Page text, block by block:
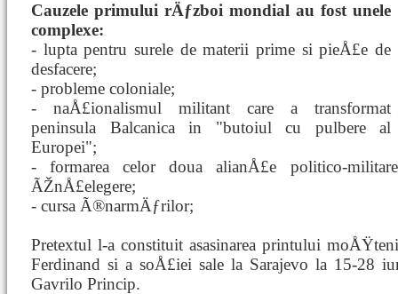
Cauzele primului rÄƒzboi mondial au fost unele
complexe:
- lupta pentru surele de materii prime si pieÅ£e de
desfacere;
- probleme coloniale;
- naÅ£ionalismul militant care a transformat
peninsula Balcanica in "butoiul cu pulbere al
Europei";
- formarea celor doua alianÅ£e politico-
ÃŽnÅ£elegere;
- cursa Ã®narmÄƒrilor;
Pretextul l-a constituit asasinarea printului
Ferdinand si a soÅ£iei sale la Sarajevo la 15-28
Gavrilo Princip.